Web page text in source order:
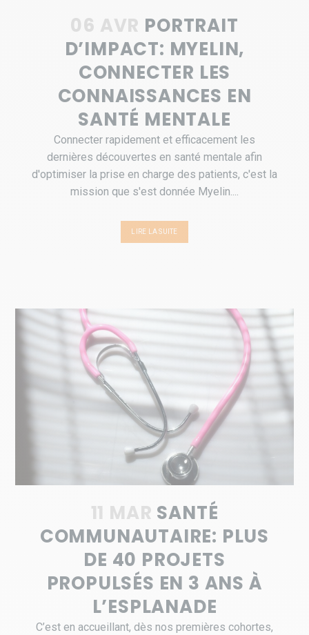
06 AVR PORTRAIT
D’IMPACT: MYELIN,
CONNECTER LES
CONNAISSANCES EN
SANTÉ MENTALE
Connecter rapidement et efficacement les
dernières découvertes en santé mentale afin
d'optimiser la prise en charge des patients, c'est la
mission que s'est donnée Myelin....
LIRE LA SUITE
11 MAR SANTÉ
COMMUNAUTAIRE: PLUS
DE 40 PROJETS
PROPULSÉS EN 3 ANS À
L’ESPLANADE
C’est en accueillant, dès nos premières cohortes,